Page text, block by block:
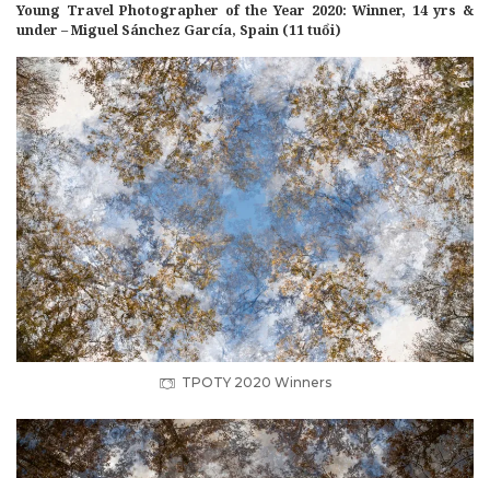
Young Travel Photographer of the Year 2020: Winner, 14 yrs &
under – Miguel Sánchez García, Spain (11 tuổi)
TPOTY 2020 Winners